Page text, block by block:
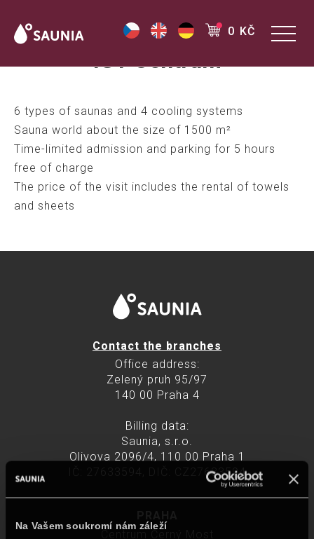
Na Vašem soukromí nám záleží
0 KČ
IGY Centrum
6 types of saunas and 4 cooling systems
Sauna world about the size of 1500 m²
Time-limited admission and parking for 5 hours
free of charge
The price of the visit includes the rental of towels
and sheets
Contact the branches
Office address:
Zelený pruh 95/97
140 00 Praha 4
Billing data:
Saunia, s.r.o.
Olivova 2096/4, 110 00 Praha 1
IČ: 27633594, DIČ: CZ27633594